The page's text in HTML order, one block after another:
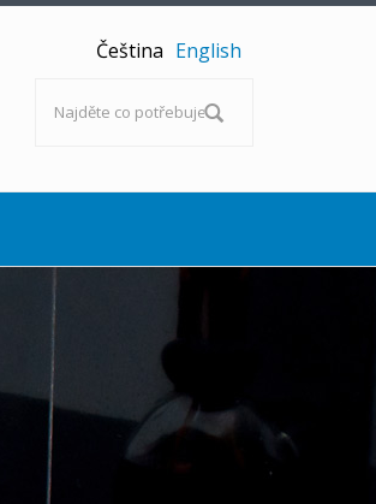
Čeština English
Vyhledávání